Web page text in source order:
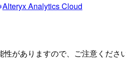
Alteryx Analytics Cloud
がありますので、ご注意ください